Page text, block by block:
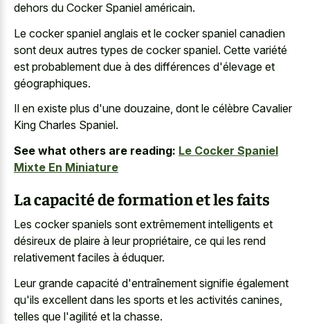
dehors du Cocker Spaniel américain.
Le cocker spaniel anglais et le cocker spaniel canadien
sont deux autres types de cocker spaniel. Cette variété
est probablement due à des différences d'élevage et
géographiques.
Il en existe plus d'une douzaine, dont le célèbre Cavalier
King Charles Spaniel.
See what others are reading: Le Cocker Spaniel
Mixte En Miniature
La capacité de formation et les faits
Les cocker spaniels sont extrêmement intelligents et
désireux de plaire à leur propriétaire, ce qui les rend
relativement faciles à éduquer.
Leur grande capacité d'entraînement signifie également
qu'ils excellent dans les sports et les activités canines,
telles que l'agilité et la chasse.